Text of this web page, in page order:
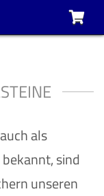
als
sind
unseren